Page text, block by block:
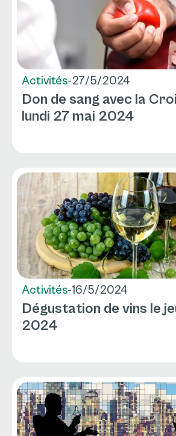
Activités-27/5/2024
Don de sang avec la
lundi 27 mai 2024
Activités-16/5/2024
Dégustation de vins le
2024